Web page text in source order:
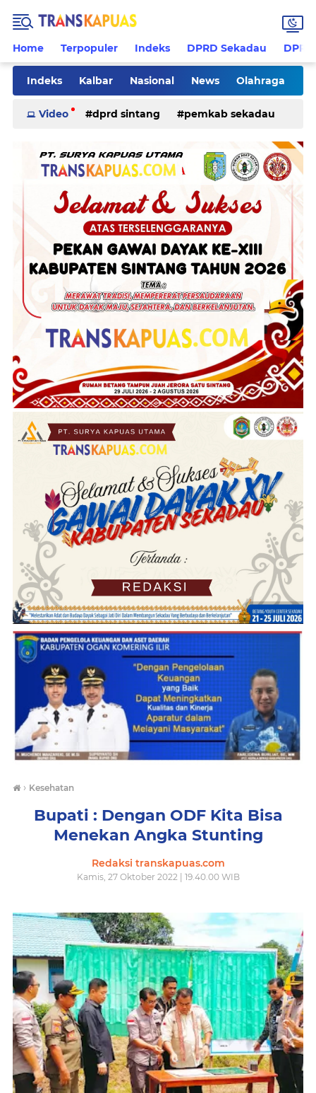
Home Terpopuler Indeks DPRD Sekadau
Indeks Kalbar Nasional News Olahraga
Pilkades Rohani Sanggau Sekadau
kriminal
Video dprd sintang pemkab sekadau
› Kesehatan
Bupati : Dengan ODF Kita Bisa
Menekan Angka Stunting
Redaksi transkapuas.com
Kamis, 27 Oktober 2022 | 19.40.00 WIB